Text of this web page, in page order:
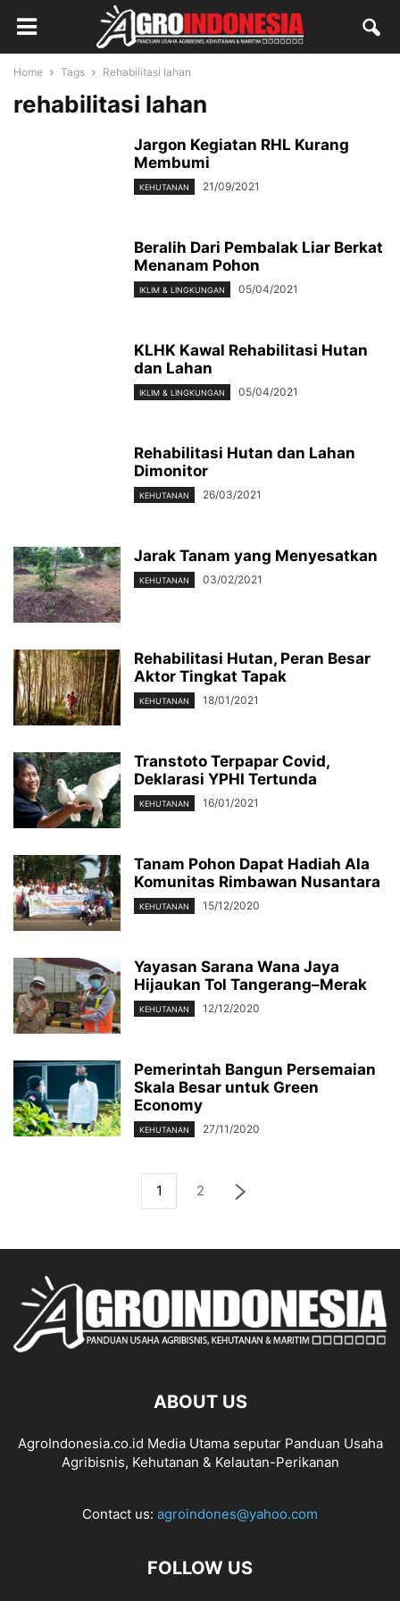
Home Tags Rehabilitasi lahan
rehabilitasi lahan
Jargon Kegiatan RHL Kurang
Membumi
KEHUTANAN 21/09/2021
Beralih Dari Pembalak Liar Berkat
Menanam Pohon
IKLIM & LINGKUNGAN 05/04/2021
KLHK Kawal Rehabilitasi Hutan
dan Lahan
IKLIM & LINGKUNGAN 05/04/2021
Rehabilitasi Hutan dan Lahan
Dimonitor
KEHUTANAN 26/03/2021
Jarak Tanam yang Menyesatkan
KEHUTANAN 03/02/2021
Rehabilitasi Hutan, Peran Besar
Aktor Tingkat Tapak
KEHUTANAN 18/01/2021
Transtoto Terpapar Covid,
Deklarasi YPHI Tertunda
KEHUTANAN 16/01/2021
Tanam Pohon Dapat Hadiah Ala
Komunitas Rimbawan Nusantara
KEHUTANAN 15/12/2020
Yayasan Sarana Wana Jaya
Hijaukan Tol Tangerang–Merak
KEHUTANAN 12/12/2020
Pemerintah Bangun Persemaian
Skala Besar untuk Green
Economy
KEHUTANAN 27/11/2020
1 2
ABOUT US
AgroIndonesia.co.id Media Utama seputar Panduan Usaha
Agribisnis, Kehutanan & Kelautan-Perikanan
Contact us: agroindones@yahoo.com
FOLLOW US